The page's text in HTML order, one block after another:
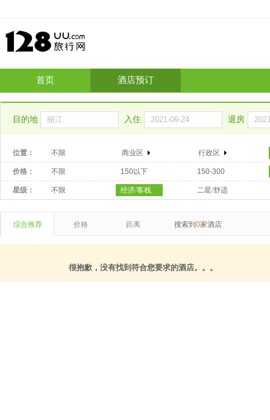
首页 酒店预订
目的地 入住 退房
位置： 不限 商业区 行政区
价格： 不限 150以下 150-300
星级： 不限 经济/客栈 二星/舒适
综合推荐 价格 距离 搜索到 0家酒店
很抱歉，没有找到符合您要求的酒店。。。